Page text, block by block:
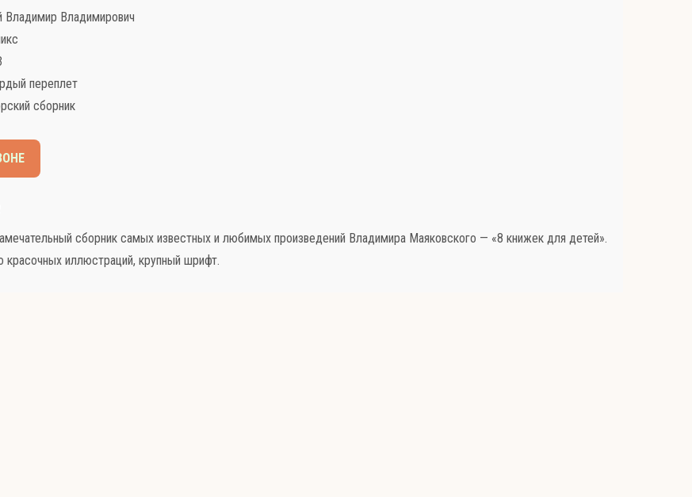
Владимир Владимирович
переплет
сборник
сборник самых известных и любимых произведений Владимира Маяковского — «8 книжек для детей».
красочных иллюстраций, крупный шрифт.